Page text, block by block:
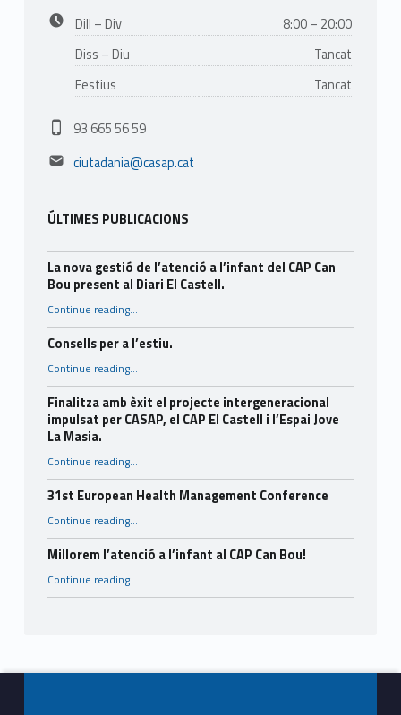
Dill – Div
8:00 – 20:00
Diss – Diu
Tancat
Festius
Tancat
Phone number:
93 665 56 59
Email address:
ciutadania@casap.cat
ÚLTIMES PUBLICACIONS
La nova gestió de l’atenció a l’infant del CAP Can
Bou present al Diari El Castell.
Continue reading“La nova gestió de l’atenció a l’infant del CAP Can Bou present al Diari El Castell.”
…
Consells per a l’estiu.
Continue reading…
Finalitza amb èxit el projecte intergeneracional
impulsat per CASAP, el CAP El Castell i l’Espai Jove
La Masia.
Continue reading“Finalitza amb èxit el projecte intergeneracional impulsat per CASAP, el CAP El Castell i l’Espai Jove La Masia.”
…
31st European Health Management Conference
Continue reading“31st European Health Management Conference”
…
Millorem l’atenció a l’infant al CAP Can Bou!
Continue reading“Millorem l’atenció a l’infant al CAP Can Bou!”
…
Footer info sidebar